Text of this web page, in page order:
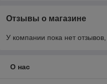
Отзывы о магазине
У компании пока нет
О нас